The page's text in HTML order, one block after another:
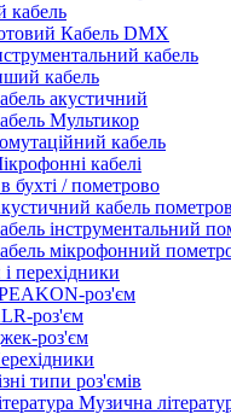
кабель
Кабель DMX
кабель
кабель
акустичний
Мультикор
кабель
кабелі
бухті / пометрово
кабель
інструментальний
мікрофонний
перехідники
роз'єм
роз'єм
роз'єм
типи роз'ємів
Музична